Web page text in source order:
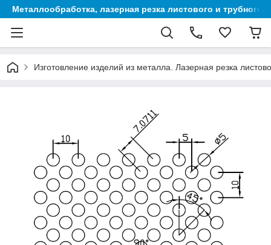
Металлообработка, лазерная резка листового и трубного
Изготовление изделий из металла. Лазерная резка